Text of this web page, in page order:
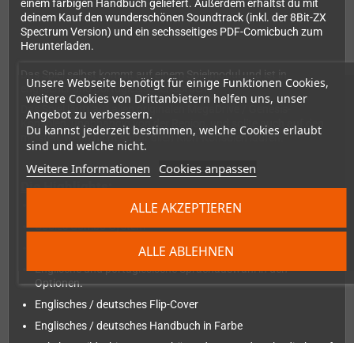
Unsere Webseite benötigt für einige Funktionen Cookies,
weitere Cookies von Drittanbietern helfen uns, unser
Angebot zu verbessern.
Du kannst jederzeit bestimmen, welche Cookies erlaubt
sind und welche nicht.
Weitere Informationen Cookies anpassen
ALLE ABLEHNEN
ALLE AKZEPTIEREN
einem farbigen Handbuch geliefert. Außerdem erhältst du mit
deinem Kauf den wunderschönen Soundtrack (inkl. der 8Bit-ZX
Spectrum Version) und ein sechsseitiges PDF-Comicbuch zum
Herunterladen.
englischer und portugiesischer Sprache.
Das Spiel läuft auf allen originalen MegaDrive / Genesis-
Konsolen, unabhängig von der Region, und sollte auch auf den
meisten, wenn nicht sogar allen Klon-Konsolen laufen.
Die Highlights:
Wunderschöne Pixelgrafik und -visualisierung
Cooles Combo-System
Etwa 25 Minuten Speedrun-Gameplay
Englische und portugiesische Sprachauswahl in den
Optionen.
Englisches / deutsches Flip-Cover
Englisches / deutsches Handbuch in Farbe